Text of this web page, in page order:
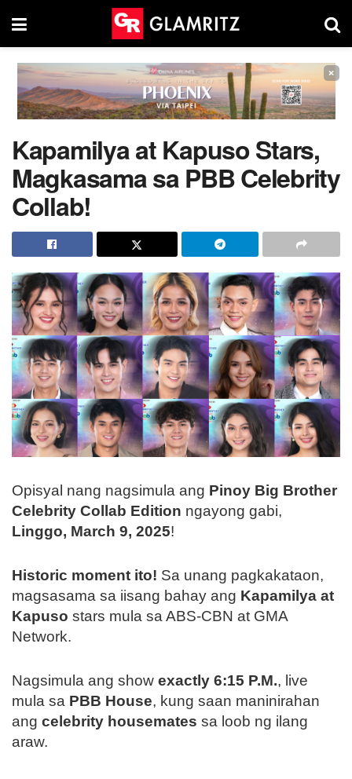
×
Kapamilya at Kapuso Stars,
Magkasama sa PBB Celebrity
Collab!
Opisyal nang nagsimula ang Pinoy Big Brother
Celebrity Collab Edition ngayong gabi,
Linggo, March 9, 2025!
Historic moment ito! Sa unang pagkakataon,
magsasama sa iisang bahay ang Kapamilya at
Kapuso stars mula sa ABS-CBN at GMA
Network.
Nagsimula ang show exactly 6:15 P.M., live
mula sa PBB House, kung saan maninirahan
ang celebrity housemates sa loob ng ilang
araw.